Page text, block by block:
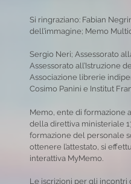
Si ringraziano: Fabian
dell’immagine; Memo
Sergio Neri; Assessorato
Assessorato all’Istruzione
Associazione librerie
Cosimo Panini e Institut
Memo, ente di formazione
della direttiva ministeriale
formazione del personale
ottenere l’attestato, si
interattiva MyMemo.
Le iscrizioni per gli incontri